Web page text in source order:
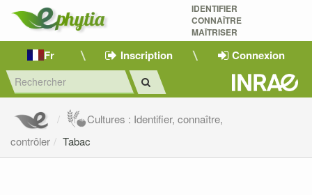
IDENTIFIER
CONNAÎTRE
MAÎTRISER
Fr Inscription Connexion
Cultures : Identifier, connaître,
contrôler
Tabac